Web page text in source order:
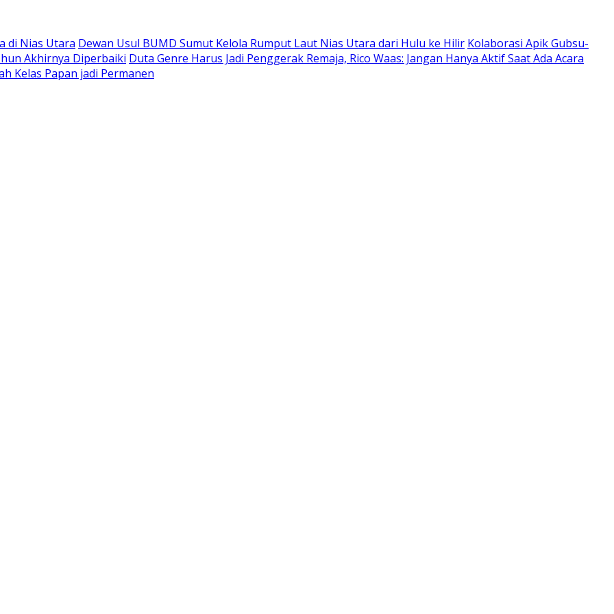
di Nias Utara Dewan Usul BUMD Sumut Kelola Rumput Laut Nias Utara dari Hulu ke Hilir Kolaborasi Apik Gubsu-
Akhirnya Diperbaiki Duta Genre Harus Jadi Penggerak Remaja, Rico Waas: Jangan Hanya Aktif Saat Ada Acara
Kelas Papan jadi Permanen